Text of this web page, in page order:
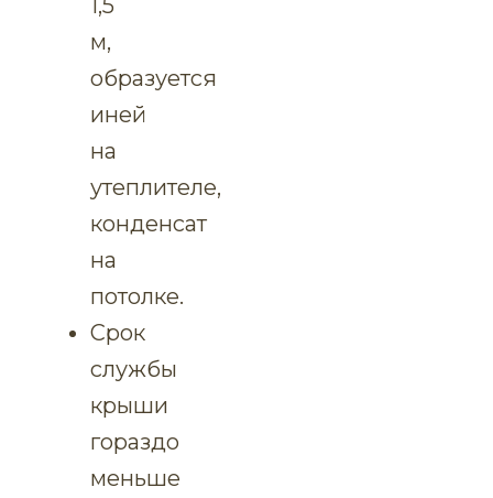
м,
образуется
иней
на
утеплителе,
конденсат
на
потолке.
Срок
службы
крыши
гораздо
меньше